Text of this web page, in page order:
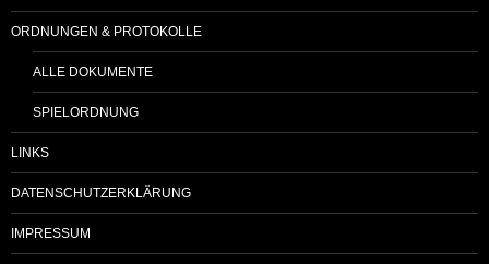
ORDNUNGEN & PROTOKOLLE
ALLE DOKUMENTE
SPIELORDNUNG
LINKS
DATENSCHUTZERKLÄRUNG
IMPRESSUM